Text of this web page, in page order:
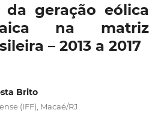
da geração eólica
na matriz
– 2013 a 2017
Brito
(IFF), Macaé/RJ